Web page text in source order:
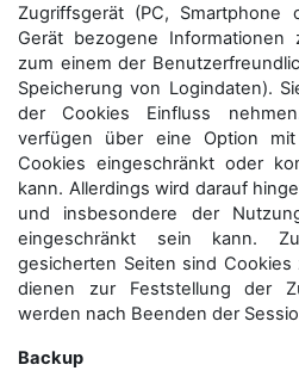
Zugriffsgerät (PC, Smartphone
Gerät bezogene Informationen
zum einem der
Speicherung von Logindaten).
der Cookies Einfluss
verfügen über eine Option
Cookies eingeschränkt oder
kann. Allerdings wird darauf
und insbesondere der
eingeschränkt sein kann.
gesicherten Seiten sind Cookies
dienen zur Feststellung der
werden nach Beenden der
Backup